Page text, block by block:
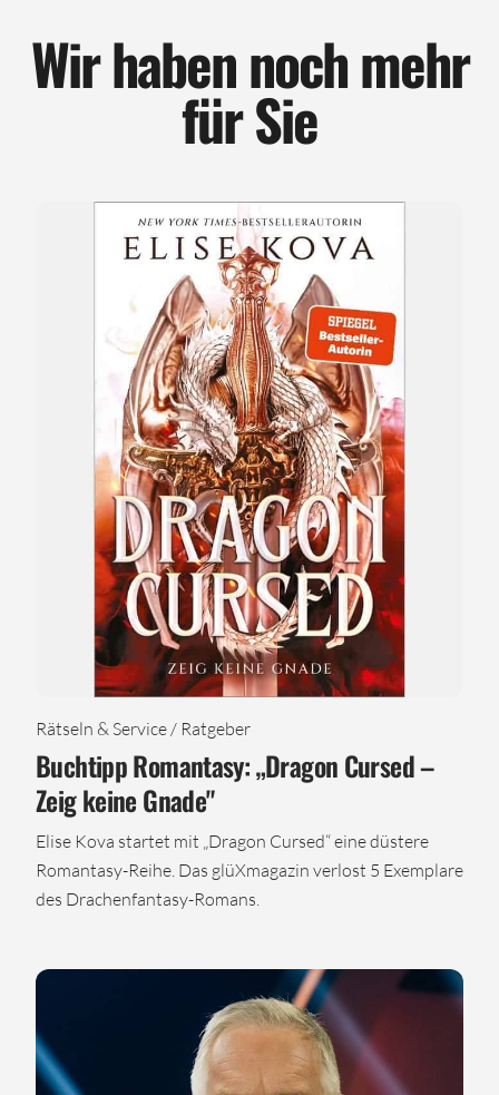
Wir haben noch mehr
für Sie
Rätseln & Service / Ratgeber
Buchtipp Romantasy: „Dragon Cursed –
Zeig keine Gnade"
Elise Kova startet mit „Dragon Cursed“ eine düstere
Romantasy-Reihe. Das glüXmagazin verlost 5 Exemplare
des Drachenfantasy-Romans.